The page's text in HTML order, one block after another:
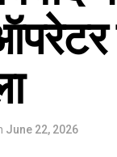
June 22, 2026